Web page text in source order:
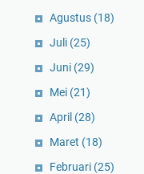
Agustus (18)
Juli (25)
Juni (29)
Mei (21)
April (28)
Maret (18)
Februari (25)